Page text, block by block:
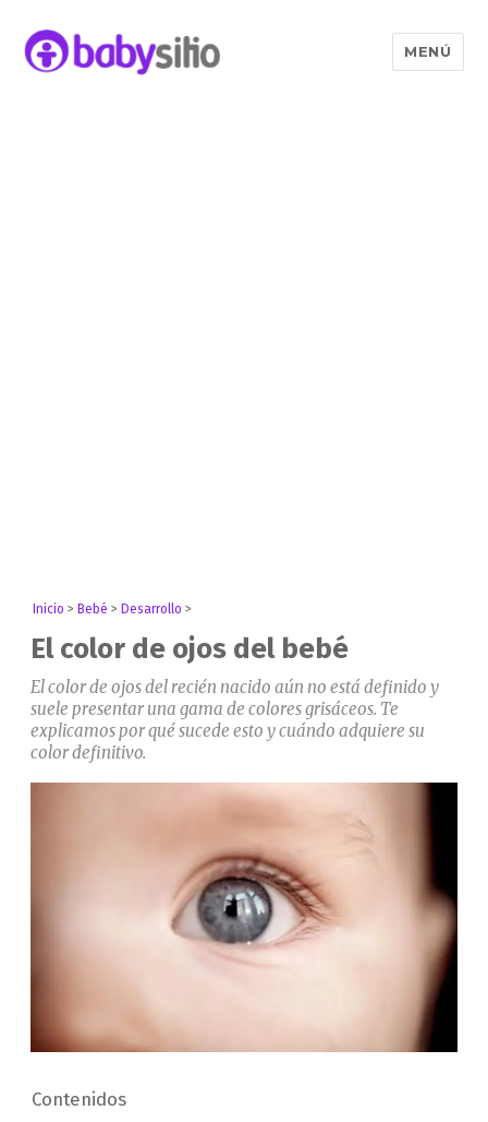
MENÚ
Inicio > Bebé > Desarrollo >
El color de ojos del bebé
El color de ojos del recién nacido aún no está definido y
suele presentar una gama de colores grisáceos. Te
explicamos por qué sucede esto y cuándo adquiere su
color definitivo.
Contenidos